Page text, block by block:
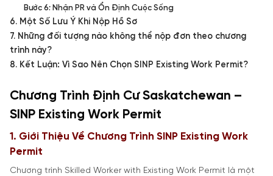
Bước 6: Nhận PR và Ổn Định Cuộc Sống
6. Một Số Lưu Ý Khi Nộp Hồ Sơ
7. Những đối tượng nào không thể nộp đơn theo chương
trình này?
8. Kết Luận: Vì Sao Nên Chọn SINP Existing Work Permit?
Chương Trình Định Cư Saskatchewan –
SINP Existing Work Permit
1. Giới Thiệu Về Chương Trình SINP Existing Work
Permit
Chương trình Skilled Worker with Existing Work Permit là một